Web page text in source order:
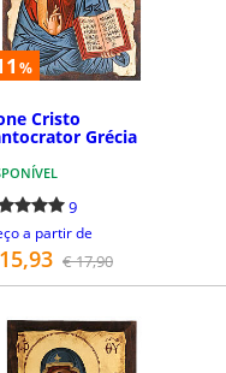
%
Cristo
Grécia
9
a partir de
€ 17,90